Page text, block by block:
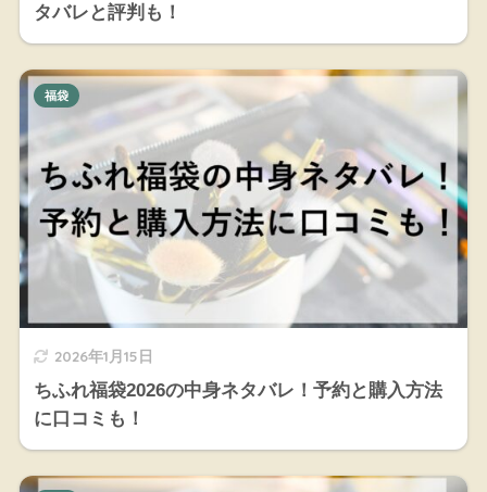
タバレと評判も！
2026年1月15日
ちふれ福袋2026の中身ネタバレ！予約と購入方法
に口コミも！
福袋